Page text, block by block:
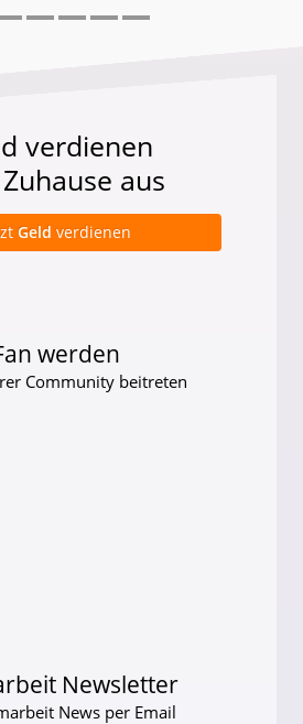
verdienen
aus
Geld verdienen
werden
Community beitreten
Newsletter
News per Email